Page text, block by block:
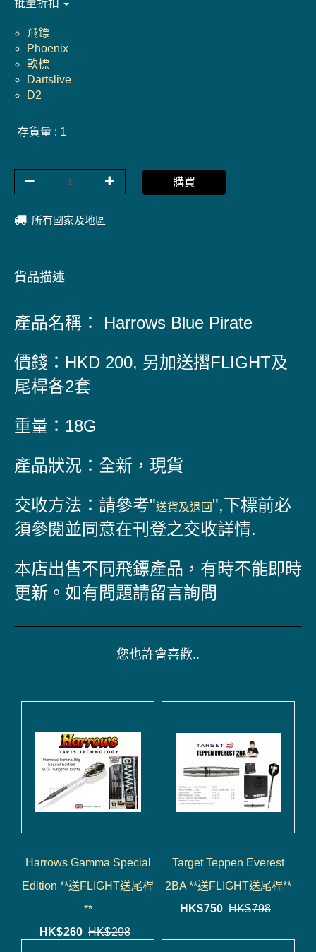
批量折扣
飛鏢
Phoenix
軟標
Dartslive
D2
存貨量 : 1
購買
所有國家及地區
貨品描述
產品名稱： Harrows Blue Pirate
價錢：HKD 200, 另加送摺FLIGHT及
尾桿各2套
重量：18G
產品狀況：全新，現貨
交收方法：請參考"送貨及退回 ",下標前必
須參閱並同意在刊登之交收詳情.
本店出售不同飛鏢產品，有時不能即時
更新。如有問題請留言詢問
您也許會喜歡..
Harrows Gamma Special
Edition **送FLIGHT送尾桿
**
HK$260 HK$298
Target Teppen Everest
2BA **送FLIGHT送尾桿**
HK$750 HK$798